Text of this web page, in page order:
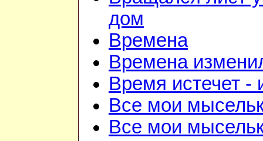
дом
Времена
Времена
Время истечет -
Все мои
Все мои